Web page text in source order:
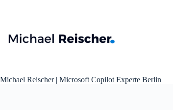
Michael Reischer | Microsoft Copilot Experte Berlin